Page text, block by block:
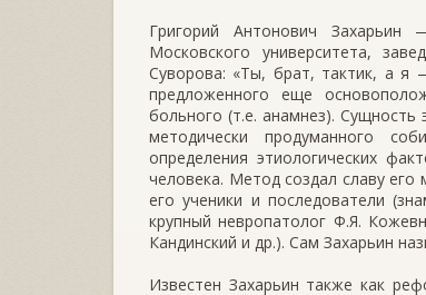
Григорий Антонович Захарьин
Московского университета,
Суворова: «Ты, брат, тактик, а я
предложенного еще
больного (т.е. анамнез).
методически продуманного
определения этиологических
человека. Метод создал славу
его ученики и последователи
крупный невропатолог Ф.Я.
Кандинский и др.). Сам Захарьин
Известен Захарьин также как